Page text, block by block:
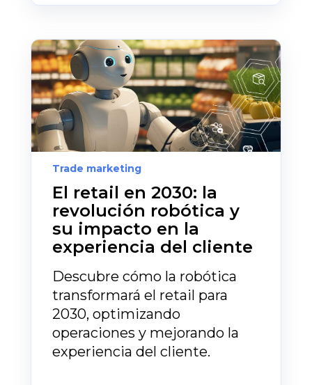
Trade marketing
El retail en 2030: la
revolución robótica y
su impacto en la
experiencia del cliente
Descubre cómo la robótica
transformará el retail para
2030, optimizando
operaciones y mejorando la
experiencia del cliente.